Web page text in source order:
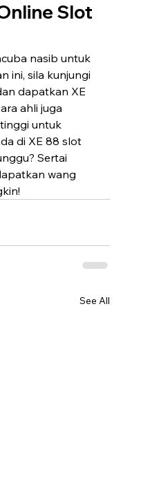
Slot
nasib untuk
ini, sila kunjungi
dapatkan XE
ahli juga
untuk
di XE 88 slot
Sertai
wang
See All